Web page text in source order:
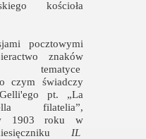
kościoła
pocztowymi
znaków
tematyce
o czym
świadczy
pt. „La
filatelia”,
1903 roku w
IL